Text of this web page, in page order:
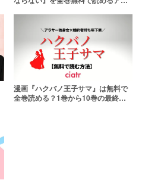
漫画『ハクバノ王子サマ』は無料で
全巻読める？1巻から10巻の最終話